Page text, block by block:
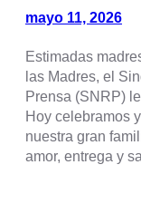
mayo 11, 2026
Estimadas
las Madres, el
Prensa (SNRP)
Hoy celebramos
nuestra gran
amor, entrega y